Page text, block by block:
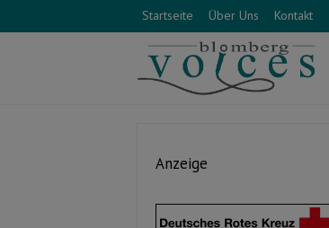
Startseite Über Uns Kontakt
Anzeige